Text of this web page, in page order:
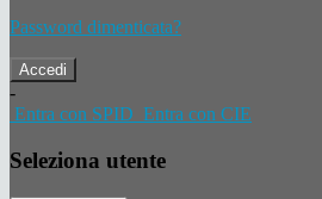
Password dimenticata?
-
Entra con SPID Entra con CIE
Seleziona utente